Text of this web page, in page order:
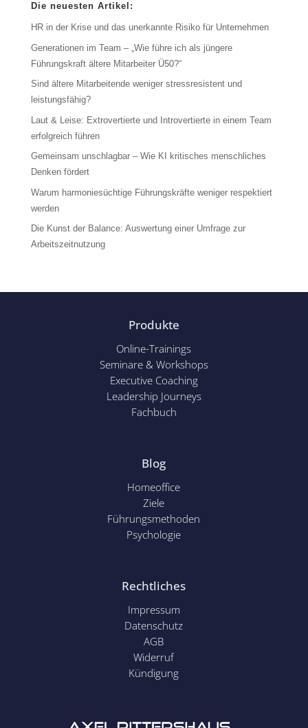
Die neuesten Artikel:
HR in der Krise und das unerkannte Risiko für Unternehmen
Generationen im Team – „Wie führe ich als jüngere
Führungskraft ältere Mitarbeiter Ü50?“
Sind ältere Mitarbeitende weniger stressresistent und
leistungsfähig?
Laut & Leise: Extrovertierte und Introvertierte in einem Team
erfolgreich führen
Gemeinsam unschlagbar – Wie KI kritisches menschliches
Denken fördert
Warum harmoniesüchtige Führungskräfte weniger respektiert
werden
Die Kunst der Balance: Auswertung einer Umfrage zur
Arbeitszeitnutzung
Produkte
Online-Trainings
Seminare & Workshops
Executive Coaching
Leadership Journeys
Fachbuch
Blog
Homeoffice
Ziele
Führungsmethoden
Psychologie
Rechtliches
Impressum
Datenschutz
AGB
Widerruf
Kündigung